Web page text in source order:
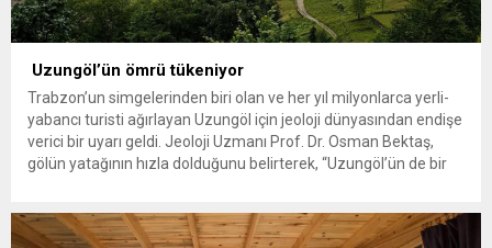
Uzungöl’ün ömrü tükeniyor
Trabzon’un simgelerinden biri olan ve her yıl milyonlarca yerli-
yabancı turisti ağırlayan Uzungöl için jeoloji dünyasından endişe
verici bir uyarı geldi. Jeoloji Uzmanı Prof. Dr. Osman Bektaş,
gölün yatağının hızla dolduğunu belirterek, “Uzungöl’ün de bir
lokomotifi konumunda...